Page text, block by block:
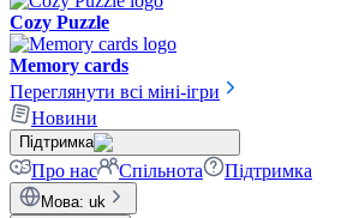
Cozy Puzzle
Memory cards
Переглянути всі міні-ігри
Новини
Підтримка
Про нас Спільнота Підтримка
Мова: uk